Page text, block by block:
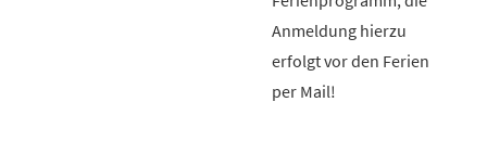
Anmeldung hierzu
erfolgt vor den Ferien
per Mail!